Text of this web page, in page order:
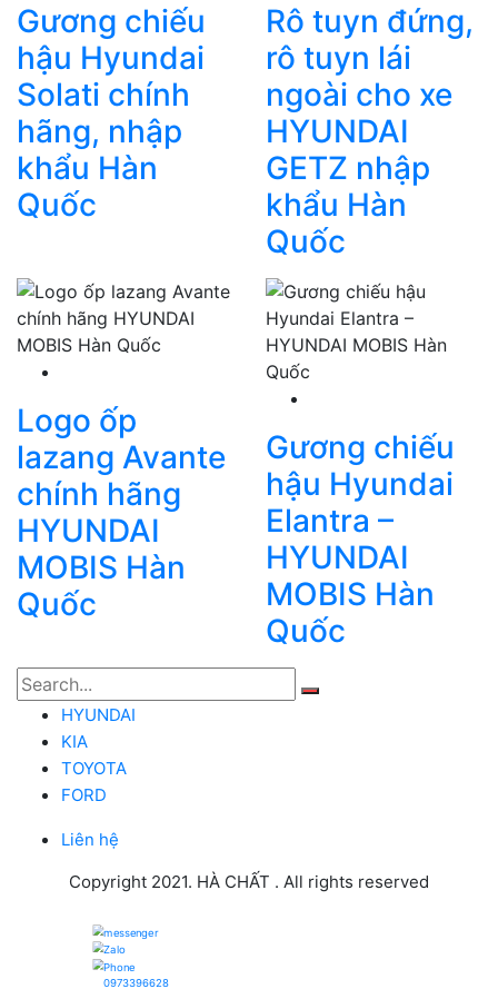
Gương chiếu
hậu Hyundai
Solati chính
hãng, nhập
khẩu Hàn
Quốc
Rô tuyn đứng,
rô tuyn lái
ngoài cho xe
HYUNDAI
GETZ nhập
khẩu Hàn
Quốc
Logo ốp
lazang Avante
chính hãng
HYUNDAI
MOBIS Hàn
Quốc
Gương chiếu
hậu Hyundai
Elantra –
HYUNDAI
MOBIS Hàn
Quốc
HYUNDAI
KIA
TOYOTA
FORD
Liên hệ
Copyright 2021. HÀ CHẤT . All rights reserved
0973396628